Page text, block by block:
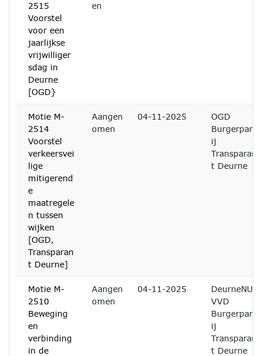
2515
Voorstel
voor een
jaarlijkse
vrijwilliger
sdag in
Deurne
[OGD}
en
Motie M-
2514
Voorstel
verkeersvei
lige
mitigerend
e
maatregele
n tussen
wijken
[OGD,
Transparan
t Deurne]
Aangen
omen
04-11-2025
OGD
Burgerpart
ij
Transparan
t Deurne
Motie M-
2510
Beweging
en
verbinding
in de
Aangen
omen
04-11-2025
DeurneNU
VVD
Burgerpart
ij
Transparan
t Deurne